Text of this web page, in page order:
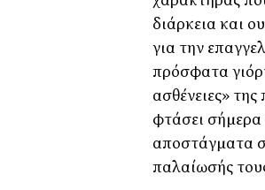
διάρκεια και
για την
πρόσφατα
ασθένειες»
φτάσει
αποστάγµατα
παλαίωσής